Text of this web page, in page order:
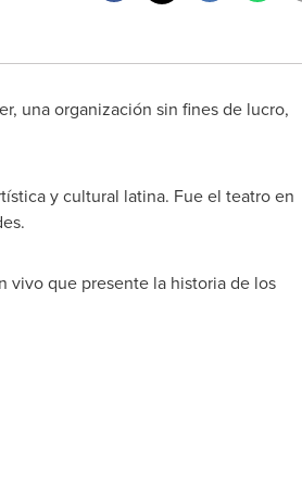
una organización sin fines de lucro,
y cultural latina. Fue el teatro en
vivo que presente la historia de los